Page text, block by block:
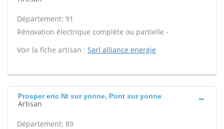
Département: 91
Rénovation électrique complète ou partielle -
Voir la fiche artisan : Sarl alliance energie
Prosper eric Nt sur yonne, Pont sur yonne
Artisan
Département: 89